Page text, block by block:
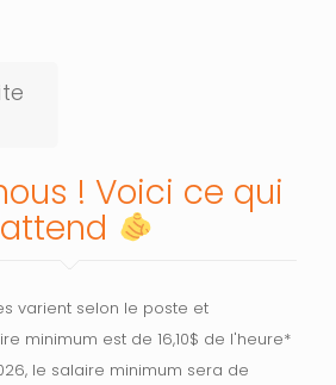
! Voici ce qui
varient selon le poste et
minimum est de 16,10$ de l'heure*
le salaire minimum sera de